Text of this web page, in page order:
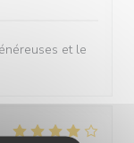
et le